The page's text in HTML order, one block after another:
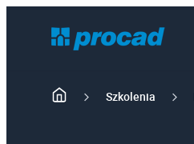
Szkolenia